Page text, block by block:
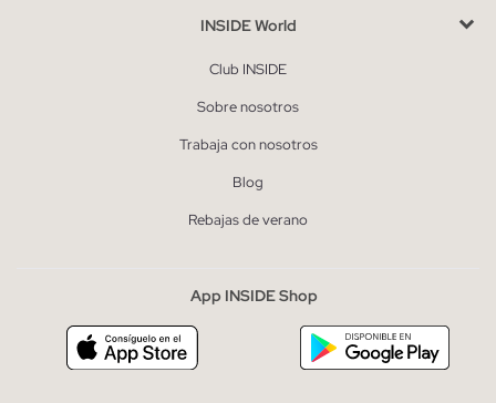
INSIDE World
Club INSIDE
Sobre nosotros
Trabaja con nosotros
Blog
Rebajas de verano
App INSIDE Shop